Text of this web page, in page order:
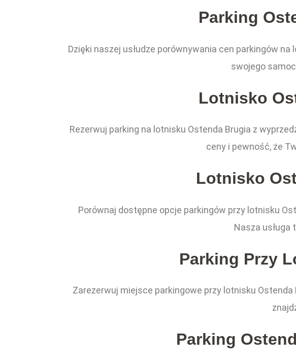
Parking
Dzięki naszej usłudze porównywania cen parkingów
swojego
Lotnisko
Rezerwuj parking na lotnisku Ostenda Brugia z
ceny i pewność, że
Lotnisko
Porównaj dostępne opcje parkingów przy lotnisku
Nasza usługa
Parking Przy
Zarezerwuj miejsce parkingowe przy lotnisku
Parking